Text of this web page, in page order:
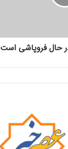
حال فروپاشی‌ است